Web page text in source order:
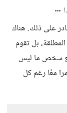
على ذلك. هناك
بل تقوم
مع شخص ما ليس
معًا رغم كل